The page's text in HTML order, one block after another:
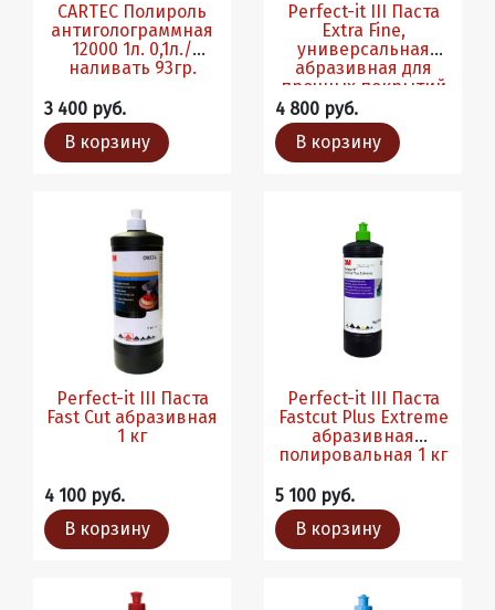
CARTEC Полироль
антиголограммная
12000 1л. 0,1л./
наливать 93гр.
3 400 руб.
В корзину
Perfect-it III Паста
Extra Fine,
универсальная
абразивная для
прочных покрытий
1 литр
4 800 руб.
В корзину
Perfect-it III Паста
Fast Cut абразивная
1 кг
4 100 руб.
В корзину
Perfect-it III Паста
Fastcut Plus Extreme
абразивная
полировальная 1 кг
5 100 руб.
В корзину